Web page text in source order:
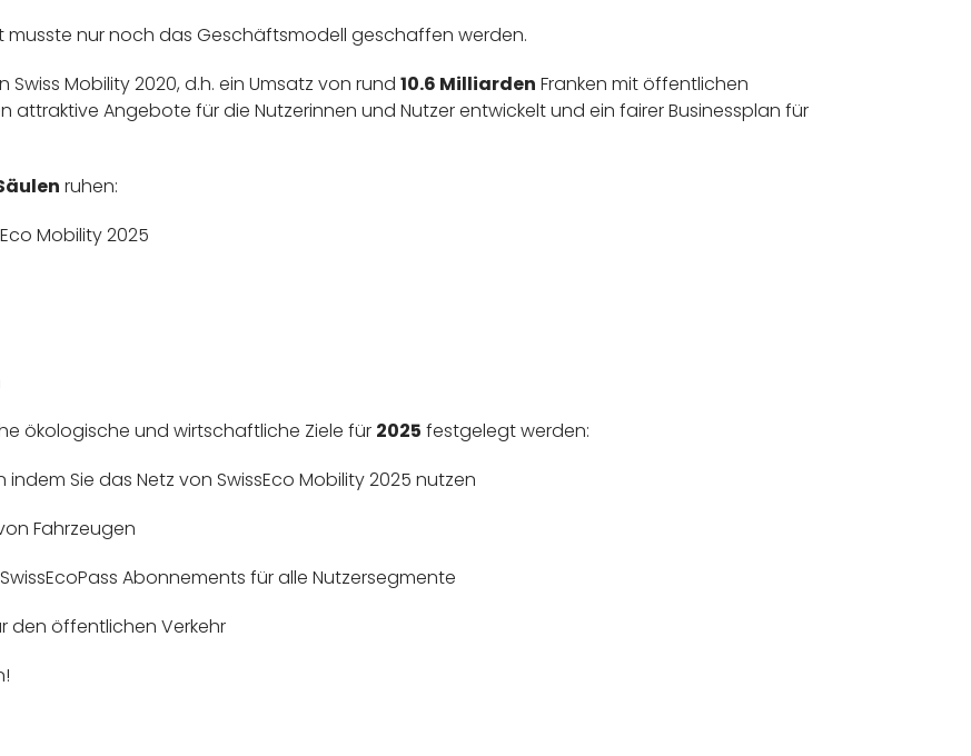
musste nur noch das Geschäftsmodell geschaffen werden.
Mobility 2020, d.h. ein Umsatz von rund 10.6 Milliarden Franken mit öffentlichen
Angebote für die Nutzerinnen und Nutzer entwickelt und ein fairer Businessplan für
ruhen:
Mobility 2025
ökologische und wirtschaftliche Ziele für 2025 festgelegt werden:
Sie das Netz von SwissEco Mobility 2025 nutzen
Fahrzeugen
Abonnements für alle Nutzersegmente
den öffentlichen Verkehr